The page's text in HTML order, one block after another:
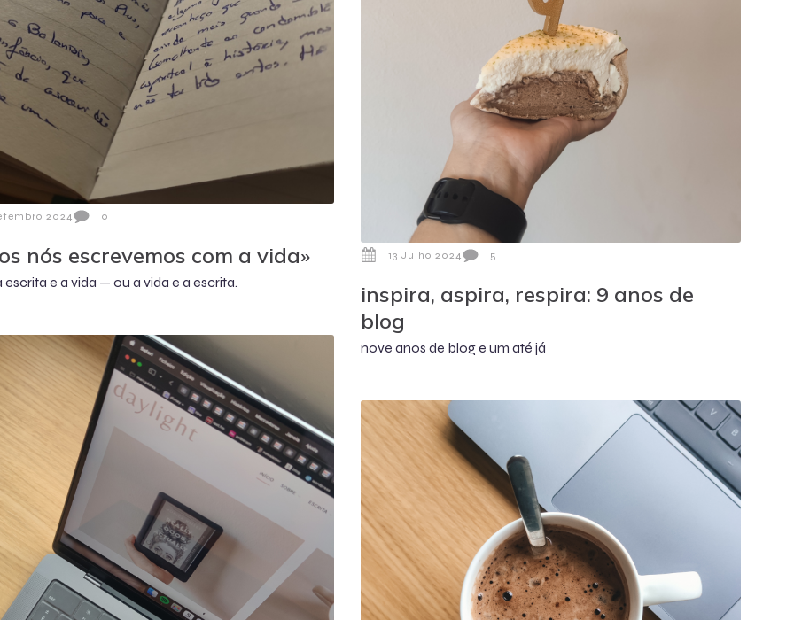
2024 0
nós escrevemos com a vida»
escrita e a vida — ou a vida e a escrita.
13 Julho 2024 5
inspira, aspira, respira: 9 anos de
blog
nove anos de blog e um até já